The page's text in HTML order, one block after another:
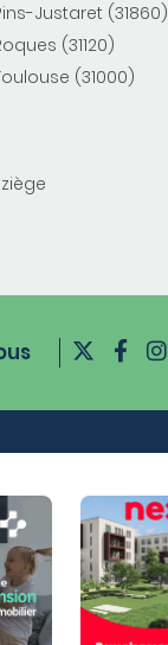
Justaret (31860)
(31120)
(31000)